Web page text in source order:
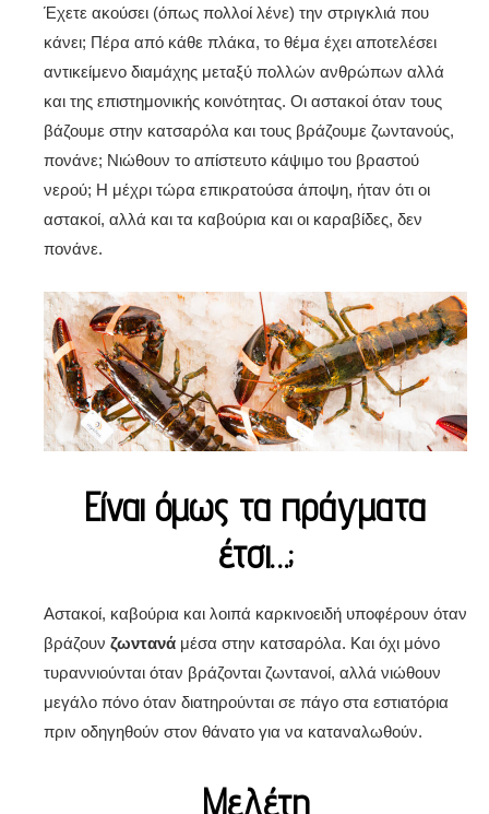
Έχετε ακούσει (όπως πολλοί λένε) την στριγκλιά που
κάνει; Πέρα από κάθε πλάκα, το θέμα έχει αποτελέσει
αντικείμενο διαμάχης μεταξύ πολλών ανθρώπων αλλά
και της επιστημονικής κοινότητας. Οι αστακοί όταν τους
βάζουμε στην κατσαρόλα και τους βράζουμε ζωντανούς,
πονάνε; Νιώθουν το απίστευτο κάψιμο του βραστού
νερού; Η μέχρι τώρα επικρατούσα άποψη, ήταν ότι οι
αστακοί, αλλά και τα καβούρια και οι καραβίδες, δεν
πονάνε.
Είναι όμως τα πράγματα
έτσι…;
Αστακοί, καβούρια και λοιπά καρκινοειδή υποφέρουν όταν
βράζουν ζωντανά μέσα στην κατσαρόλα. Και όχι μόνο
τυραννιούνται όταν βράζονται ζωντανοί, αλλά νιώθουν
μεγάλο πόνο όταν διατηρούνται σε πάγο στα εστιατόρια
πριν οδηγηθούν στον θάνατο για να καταναλωθούν.
Μελέτη